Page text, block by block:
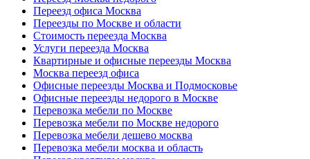
Переезд офиса Москва
Переезды по Москве и области
Стоимость переезда Москва
Услуги переезда Москва
Квартирные и офисные переезды Москва
Москва переезд офиса
Офисные переезды Москва и Подмосковье
Офисные переезды недорого в Москве
Перевозка мебели по Москве
Перевозка мебели по Москве недорого
Перевозка мебели дешево москва
Перевозка мебели москва и область